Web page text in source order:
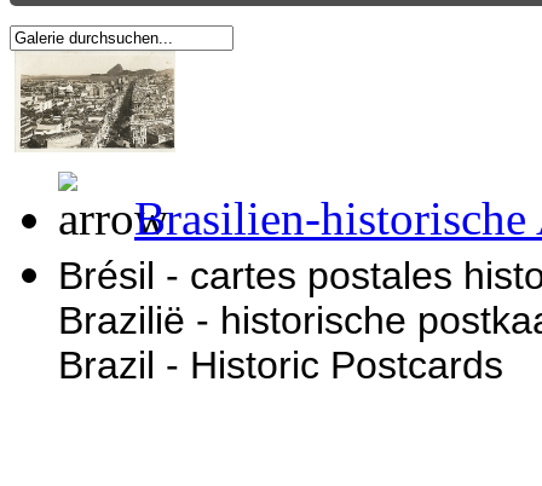
Brasilien-historische
Brésil - cartes postales
Brazilië - historische
Brazil - Historic Postcards